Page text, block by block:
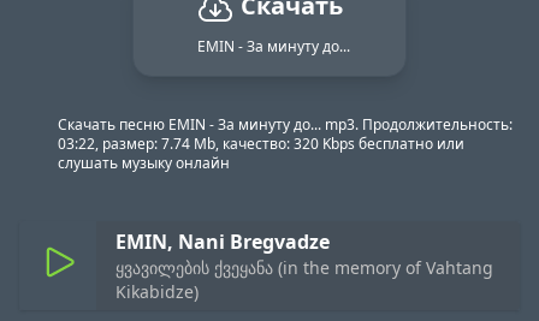
EMIN - За минуту до...
Скачать песню EMIN - За минуту до... mp3. Продолжительность:
03:22, размер: 7.74 Mb, качество: 320 Kbps бесплатно или
слушать музыку онлайн
EMIN, Nani Bregvadze
ყვავილების ქვეყანა (in the memory of Vahtang
Kikabidze)